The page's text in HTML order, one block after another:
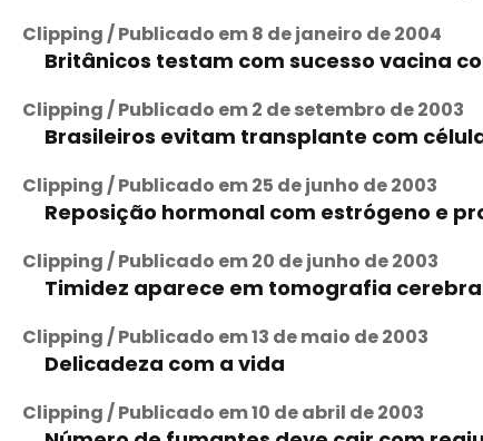
Clipping / Publicado em 8 de janeiro de 2004
Britânicos testam com sucesso vacina
Clipping / Publicado em 2 de setembro de 2003
Brasileiros evitam transplante com
Clipping / Publicado em 25 de junho de 2003
Reposição hormonal com estrógeno e
Clipping / Publicado em 20 de junho de 2003
Timidez aparece em tomografia
Clipping / Publicado em 13 de maio de 2003
Delicadeza com a vida
Clipping / Publicado em 10 de abril de 2003